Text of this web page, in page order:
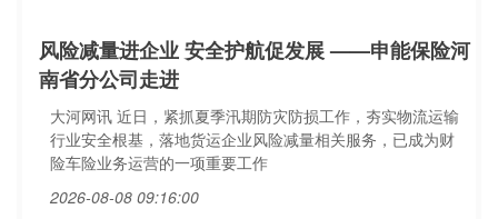
风险减量进企业 安全护航促发展 ——申能保险河
南省分公司走进
大河网讯 近日，紧抓夏季汛期防灾防损工作，夯实物流运输
行业安全根基，落地货运企业风险减量相关服务，已成为财
险车险业务运营的一项重要工作
2026-08-08 09:16:00